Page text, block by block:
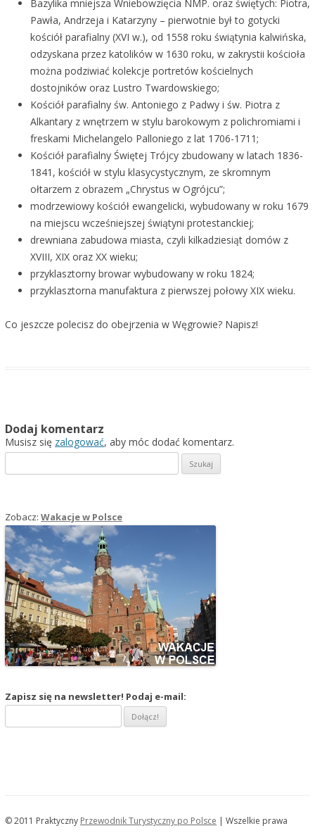
Bazylika mniejsza Wniebowzięcia NMP. oraz świętych: Piotra,
Pawła, Andrzeja i Katarzyny – pierwotnie był to gotycki
kościół parafialny (XVI w.), od 1558 roku świątynia kalwińska,
odzyskana przez katolików w 1630 roku, w zakrystii kościoła
można podziwiać kolekcje portretów kościelnych
dostojników oraz Lustro Twardowskiego;
Kościół parafialny św. Antoniego z Padwy i św. Piotra z
Alkantary z wnętrzem w stylu barokowym z polichromiami i
freskami Michelangelo Palloniego z lat 1706-1711;
Kościół parafialny Świętej Trójcy zbudowany w latach 1836-
1841, kościół w stylu klasycystycznym, ze skromnym
ołtarzem z obrazem „Chrystus w Ogrójcu”;
modrzewiowy kościół ewangelicki, wybudowany w roku 1679
na miejscu wcześniejszej świątyni protestanckiej;
drewniana zabudowa miasta, czyli kilkadziesiąt domów z
XVIII, XIX oraz XX wieku;
przyklasztorny browar wybudowany w roku 1824;
przyklasztorna manufaktura z pierwszej połowy XIX wieku.
Co jeszcze polecisz do obejrzenia w Węgrowie? Napisz!
Dodaj komentarz
Musisz się zalogować, aby móc dodać komentarz.
Zobacz: Wakacje w Polsce
Zapisz się na newsletter! Podaj e-mail:
© 2011 Praktyczny Przewodnik Turystyczny po Polsce | Wszelkie prawa